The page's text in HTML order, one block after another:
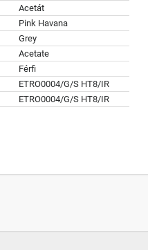
Acetát
Pink Havana
Grey
Acetate
Férfi
ETRO0004/G/S HT8/IR
ETRO0004/G/S HT8/IR